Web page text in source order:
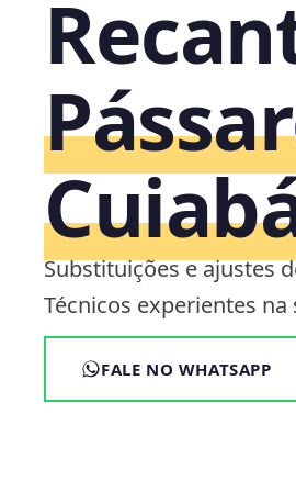
Substituições e ajustes
Técnicos experientes na
FALE NO WHATSAPP